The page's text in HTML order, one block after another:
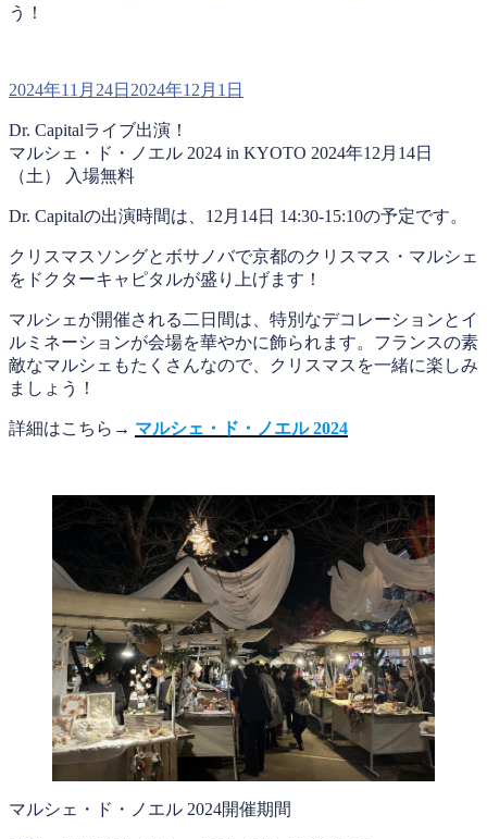
う！
投
日:
2024年11月24日 2024年12月1日
Dr. Capitalライブ出演！
マルシェ・ド・ノエル 2024 in KYOTO 2024年12月14日
（土） 入場無料
Dr. Capitalの出演時間は、12月14日 14:30-15:10の予定です。
クリスマスソングとボサノバで京都のクリスマス・マルシェ
をドクターキャピタルが盛り上げます！
マルシェが開催される二日間は、特別なデコレーションとイ
ルミネーションが会場を華やかに飾られます。フランスの素
敵なマルシェもたくさんなので、クリスマスを一緒に楽しみ
ましょう！
詳細はこちら→ マルシェ・ド・ノエル 2024
マルシェ・ド・ノエル 2024開催期間